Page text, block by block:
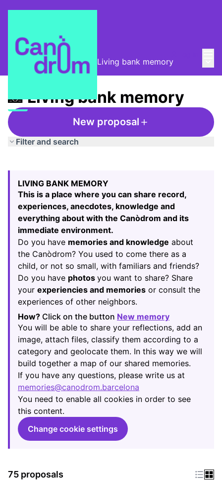
Taula de Memòries / 📸 Living bank memory
📸 Living bank memory
New proposal
Filter and search
−
LIVING BANK MEMORY
This is a place where you can share record,
experiences, anecdotes, knowledge and
everything about with the Canòdrom and its
immediate environment.
Do you have memories and knowledge about
the Canòdrom? You used to come there as a
child, or not so small, with familiars and friends?
Do you have photos you want to share? Share
your experiencies and memories or consult the
experiences of other neighbors.
How? Click on the button New memory
(Opens in
You will be able to share your reflections, add an
image, attach files, classify them according to a
category and geolocate them. In this way we will
build together a map of our shared memories.
If you have any questions, please write us at
memories@canodrom.barcelona
(Opens in new tab)
You need to enable all cookies in order to see
this content.
Change cookie settings
75 proposals